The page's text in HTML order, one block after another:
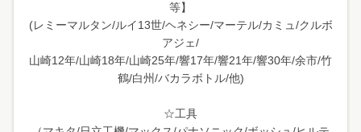
等】
(レミーマルタン/ルイ13世/ヘネシー/マーテル/カミュ/クルボ
アジェ/
山崎12年/山崎18年/山崎25年/響17年/響21年/響30年/余市/竹
鶴/白州/バカラボトル/他)
☆工具